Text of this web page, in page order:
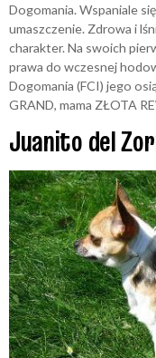
Dogomania. Wspaniale
umaszczenie. Zdrowa i
charakter. Na swoich
prawa do wczesnej
Dogomania (FCI) jego
GRAND, mama ZŁOTA
Juanito del